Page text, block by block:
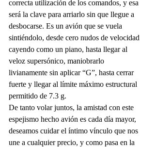
correcta utilización de los comandos, y esa
será la clave para arriarlo sin que llegue a
desbocarse. Es un avión que se vuela
sintiéndolo, desde cero nudos de velocidad
cayendo como un piano, hasta llegar al
veloz supersónico, maniobrarlo
livianamente sin aplicar “G”, hasta cerrar
fuerte y llegar al límite máximo estructural
permitido de 7.3 g.
De tanto volar juntos, la amistad con este
espejismo hecho avión es cada día mayor,
deseamos cuidar el íntimo vínculo que nos
une a cualquier precio, y como pasa en la